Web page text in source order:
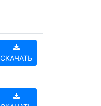
СКАЧАТЬ